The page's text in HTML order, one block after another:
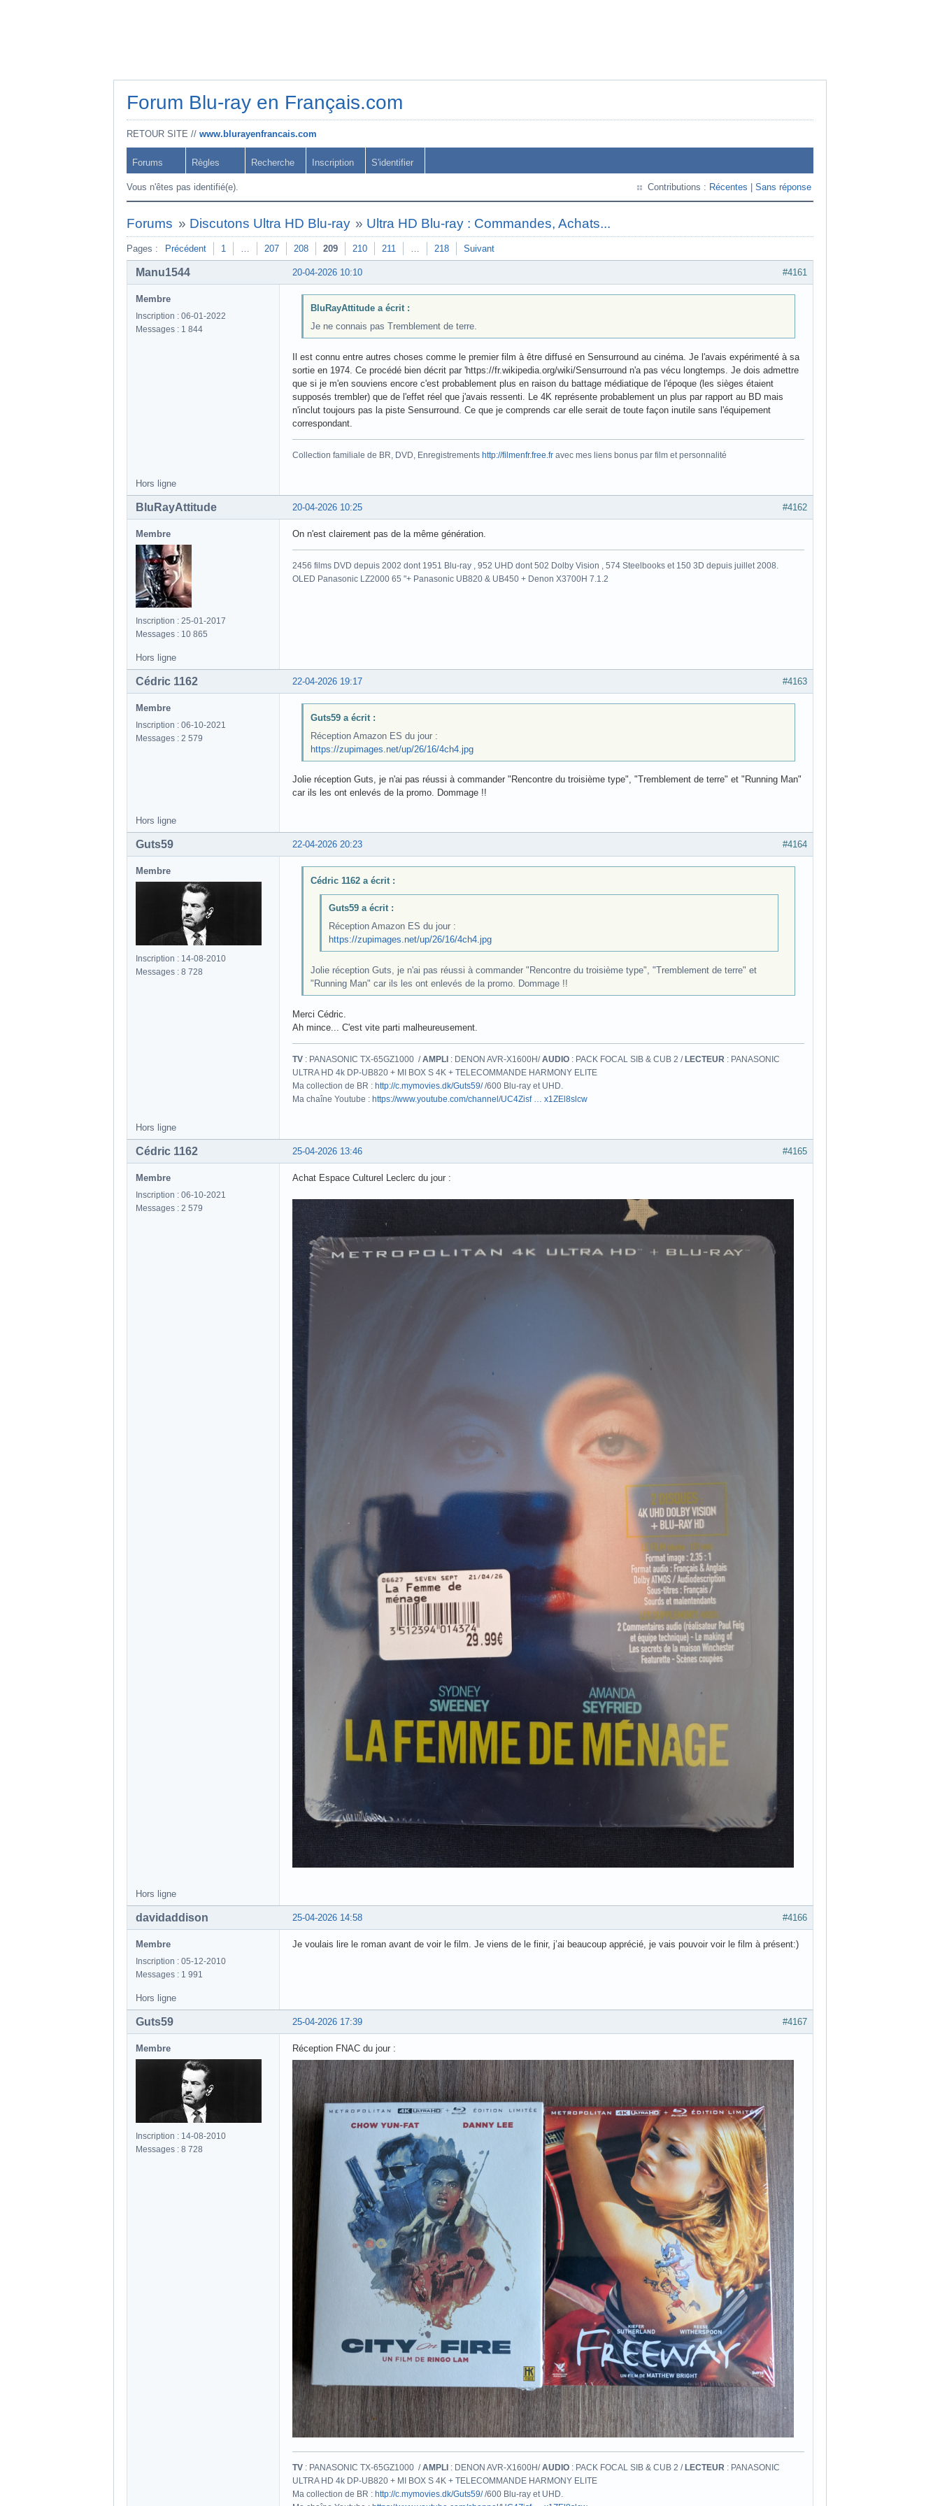
Forum Blu-ray en Français.com
RETOUR SITE // www.blurayenfrancais.com
Forums Règles Recherche Inscription S'identifier
Vous n'êtes pas identifié(e). Contributions : Récentes Sans réponse
Forums » Discutons Ultra HD Blu-ray » Ultra HD Blu-ray : Commandes, Achats...
Pages : Précédent 1 … 207 208 209 210 211 … 218 Suivant
#4161
20-04-2026 10:10
Manu1544
Membre
Inscription : 06-01-2022
Messages : 1 844
BluRayAttitude a écrit :
Je ne connais pas Tremblement de terre.
Il est connu entre autres choses comme le premier film à être diffusé en Sensurround au cinéma. Je l'avais expérimenté à sa
sortie en 1974. Ce procédé bien décrit par 'https://fr.wikipedia.org/wiki/Sensurround n'a pas vécu longtemps. Je dois admettre
que si je m'en souviens encore c'est probablement plus en raison du battage médiatique de l'époque (les sièges étaient
supposés trembler) que de l'effet réel que j'avais ressenti. Le 4K représente probablement un plus par rapport au BD mais
n'inclut toujours pas la piste Sensurround. Ce que je comprends car elle serait de toute façon inutile sans l'équipement
correspondant.
Collection familiale de BR, DVD, Enregistrements http://filmenfr.free.fr avec mes liens bonus par film et personnalité
Hors ligne
#4162
20-04-2026 10:25
BluRayAttitude
Membre
Inscription : 25-01-2017
Messages : 10 865
On n'est clairement pas de la même génération.
2456 films DVD depuis 2002 dont 1951 Blu-ray , 952 UHD dont 502 Dolby Vision , 574 Steelbooks et 150 3D depuis juillet 2008.
OLED Panasonic LZ2000 65 "+ Panasonic UB820 & UB450 + Denon X3700H 7.1.2
Hors ligne
#4163
22-04-2026 19:17
Cédric 1162
Membre
Inscription : 06-10-2021
Messages : 2 579
Guts59 a écrit :
Réception Amazon ES du jour :
https://zupimages.net/up/26/16/4ch4.jpg
Jolie réception Guts, je n'ai pas réussi à commander "Rencontre du troisième type", "Tremblement de terre" et "Running Man"
car ils les ont enlevés de la promo. Dommage !!
Hors ligne
#4164
22-04-2026 20:23
Guts59
Membre
Inscription : 14-08-2010
Messages : 8 728
Cédric 1162 a écrit :
Guts59 a écrit :
Réception Amazon ES du jour :
https://zupimages.net/up/26/16/4ch4.jpg
Jolie réception Guts, je n'ai pas réussi à commander "Rencontre du troisième type", "Tremblement de terre" et
"Running Man" car ils les ont enlevés de la promo. Dommage !!
Merci Cédric.
Ah mince... C'est vite parti malheureusement.
TV : PANASONIC TX-65GZ1000 /AMPLI : DENON AVR-X1600H/AUDIO : PACK FOCAL SIB & CUB 2 /LECTEUR : PANASONIC
ULTRA HD 4k DP-UB820 + MI BOX S 4K + TELECOMMANDE HARMONY ELITE
Ma collection de BR : http://c.mymovies.dk/Guts59//600 Blu-ray et UHD.
Ma chaîne Youtube : https://www.youtube.com/channel/UC4Zisf … x1ZEl8slcw
Hors ligne
#4165
25-04-2026 13:46
Cédric 1162
Membre
Inscription : 06-10-2021
Messages : 2 579
Achat Espace Culturel Leclerc du jour :
Hors ligne
#4166
25-04-2026 14:58
davidaddison
Membre
Inscription : 05-12-2010
Messages : 1 991
Je voulais lire le roman avant de voir le film. Je viens de le finir, j’ai beaucoup apprécié, je vais pouvoir voir le film à présent:)
Hors ligne
#4167
25-04-2026 17:39
Guts59
Membre
Inscription : 14-08-2010
Messages : 8 728
Réception FNAC du jour :
TV : PANASONIC TX-65GZ1000 /AMPLI : DENON AVR-X1600H/AUDIO : PACK FOCAL SIB & CUB 2 / LECTEUR : PANASONIC
ULTRA HD 4k DP-UB820 + MI BOX S 4K + TELECOMMANDE HARMONY ELITE
Ma collection de BR : http://c.mymovies.dk/Guts59//600 Blu-ray et UHD.